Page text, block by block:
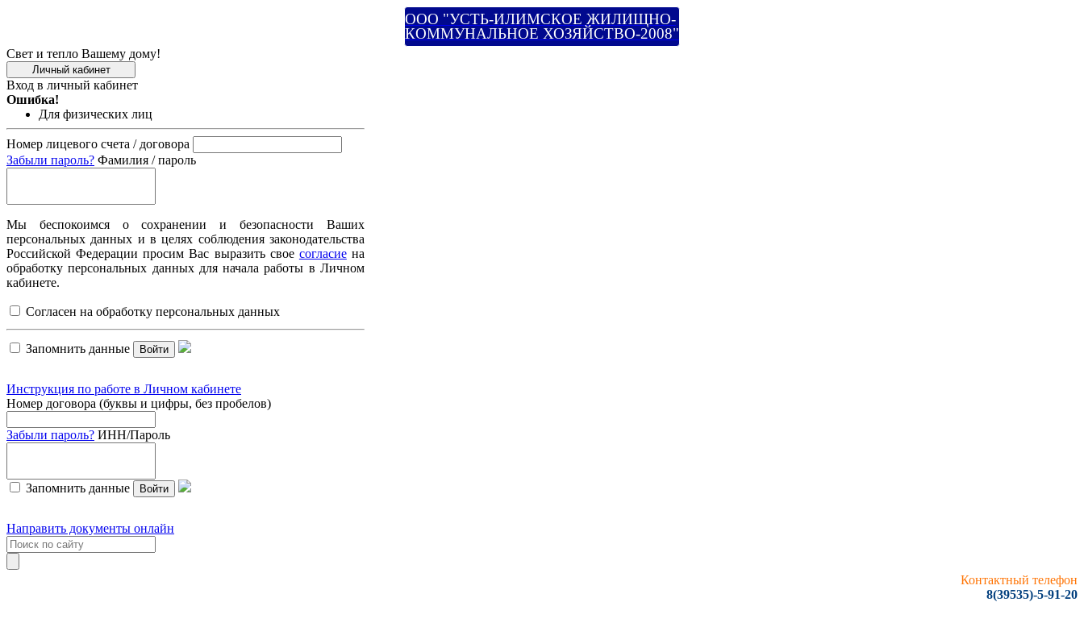
ООО "УСТЬ-ИЛИМСКОЕ ЖИЛИЩНО-
КОММУНАЛЬНОЕ ХОЗЯЙСТВО-2008"
Свет и тепло Вашему дому!
Личный кабинет
Вход в личный кабинет
Ошибка!
Для физических лиц
Номер лицевого счета / договора
Забыли пароль? Фамилия / пароль
Мы беспокоимся о сохранении и безопасности Ваших
персональных данных и в целях соблюдения законодательства
Российской Федерации просим Вас выразить свое согласиена
обработку персональных данных для начала работы в Личном
кабинете.
Согласен на обработку персональных данных
Запомнить данные Войти
Инструкция по работе в Личном кабинете
Номер договора (буквы и цифры, без пробелов)
Забыли пароль? ИНН/Пароль
Запомнить данные Войти
Направить документы онлайн
Контактный телефон
8(39535)-5-91-20